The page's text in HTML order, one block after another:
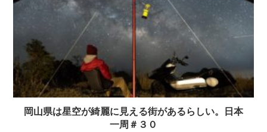
岡山県は星空が綺麗に見える街があるらしい。日本
一周＃３０